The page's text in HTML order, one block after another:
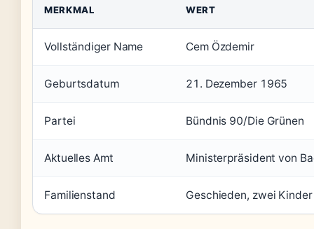
MERKMAL WERT
Vollständiger Name Cem Özdemir
Geburtsdatum 21. Dezember 1965
Partei Bündnis 90/Die Grünen
Aktuelles Amt Ministerpräsident von
Familienstand Geschieden, zwei Kinder